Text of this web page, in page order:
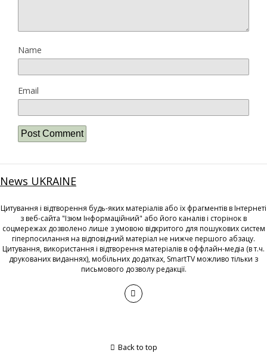
Name
Email
News UKRAINE
Цитування і відтворення будь-яких матеріалів або їх фрагментів в Інтернеті
з веб-сайта "Ізюм Інформаційний" або його каналів і сторінок в
соцмережах дозволено лише з умовою відкритого для пошукових систем
гіперпосилання на відповідний матеріал не нижче першого абзацу.
Цитування, використання і відтворення матеріалів в оффлайн-медіа (в т.ч.
друкованих виданнях), мобільних додатках, SmartTV можливо тільки з
письмового дозволу редакції.
Back to top